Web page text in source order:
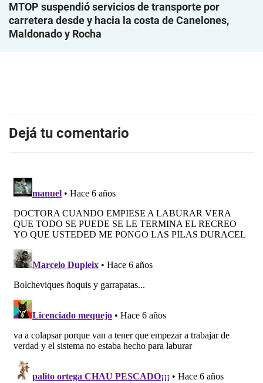
MTOP suspendió servicios de transporte por
carretera desde y hacia la costa de Canelones,
Maldonado y Rocha
Dejá tu comentario